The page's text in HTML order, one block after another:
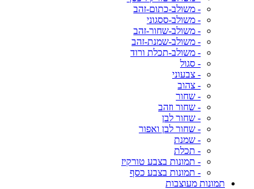
- משולב-כתום-זהב
- משולב-ססגוני
- משולב-שחור-זהב
- משולב-שמנת-זהב
- משולב-תכלת ורוד
- סגול
- צבעוני
- צהוב
- שחור
- שחור וזהב
- שחור לבן
- שחור לבן ואפור
- שמנת
- תכלת
- תמונות בצבע טורקיז
- תמונות בצבע כסף
תמונות מעוצבות